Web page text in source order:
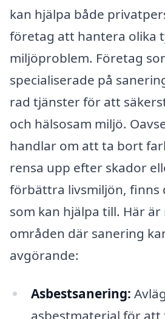
kan hjälpa både
företag att hantera olika
miljöproblem. Företag
specialiserade på
rad tjänster för att
och hälsosam miljö.
handlar om att ta bort
rensa upp efter skador
förbättra livsmiljön, finns
som kan hjälpa till. Här är
områden där sanering
avgörande:
Asbestsanering:
asbestmaterial för